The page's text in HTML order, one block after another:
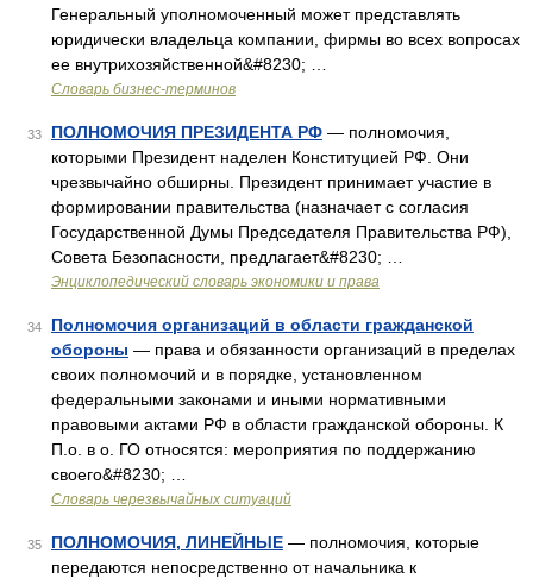
Генеральный уполномоченный может представлять
юридически владельца компании, фирмы во всех вопросах
ее внутрихозяйственной&#8230; …
Словарь бизнес-терминов
33 ПОЛНОМОЧИЯ ПРЕЗИДЕНТА РФ — полномочия,
которыми Президент наделен Конституцией РФ. Они
чрезвычайно обширны. Президент принимает участие в
формировании правительства (назначает с согласия
Государственной Думы Председателя Правительства РФ),
Совета Безопасности, предлагает&#8230; …
Энциклопедический словарь экономики и права
34
Полномочия организаций в области гражданской
обороны — права и обязанности организаций в пределах
своих полномочий и в порядке, установленном
федеральными законами и иными нормативными
правовыми актами РФ в области гражданской обороны. К
П.о. в о. ГО относятся: мероприятия по поддержанию
своего&#8230; …
Словарь черезвычайных ситуаций
35 ПОЛНОМОЧИЯ, ЛИНЕЙНЫЕ — полномочия, которые
передаются непосредственно от начальника к